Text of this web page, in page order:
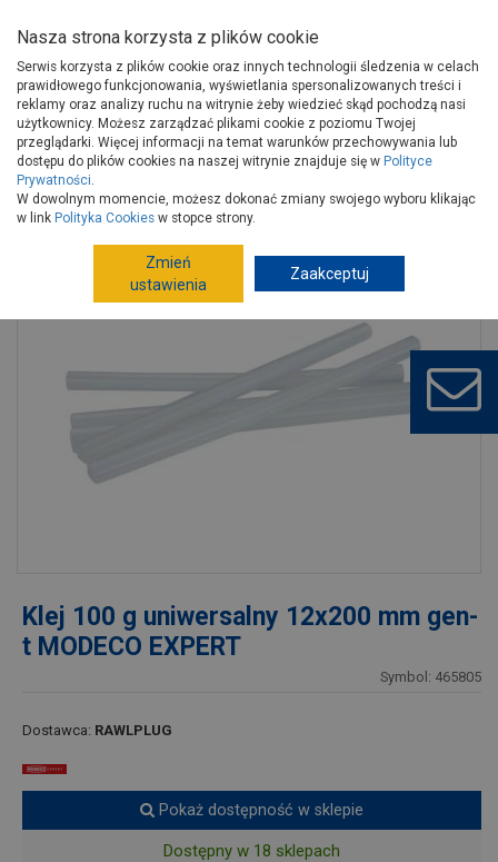
Strona główna Narzędzia
Elektronarzędzia, osprzęt
Lutownice, pistolety do kleju, opalarki
Akcesoria do lutowania, klejenia
Klej 100 g uniwersalny 12x200 mm gen-t MODECO EXPERT
Klej 100 g uniwersalny 12x200 mm gen-
t MODECO EXPERT
Symbol: 465805
Dostawca: RAWLPLUG
Pokaż dostępność w sklepie
Dostępny w 18 sklepach
Nasza strona korzysta z plików cookie
Serwis korzysta z plików cookie oraz innych technologii śledzenia w celach
prawidłowego funkcjonowania, wyświetlania spersonalizowanych treści i
reklamy oraz analizy ruchu na witrynie żeby wiedzieć skąd pochodzą nasi
użytkownicy. Możesz zarządzać plikami cookie z poziomu Twojej
przeglądarki. Więcej informacji na temat warunków przechowywania lub
dostępu do plików cookies na naszej witrynie znajduje się w Polityce
Prywatności.
W dowolnym momencie, możesz dokonać zmiany swojego wyboru klikając
w link Polityka Cookies w stopce strony.
Zmień
ustawienia
Zaakceptuj